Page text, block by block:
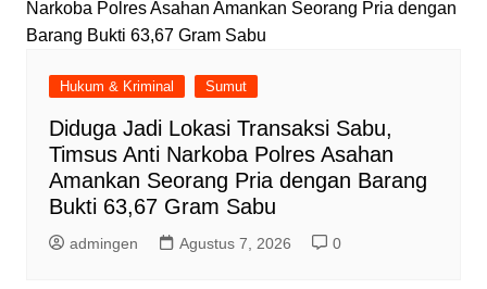
Hukum & Kriminal Sumut
Diduga Jadi Lokasi Transaksi Sabu,
Timsus Anti Narkoba Polres Asahan
Amankan Seorang Pria dengan Barang
Bukti 63,67 Gram Sabu
admingen Agustus 7, 2026 0